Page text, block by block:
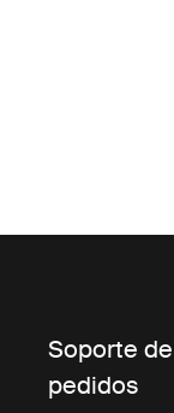
Soporte de
pedidos